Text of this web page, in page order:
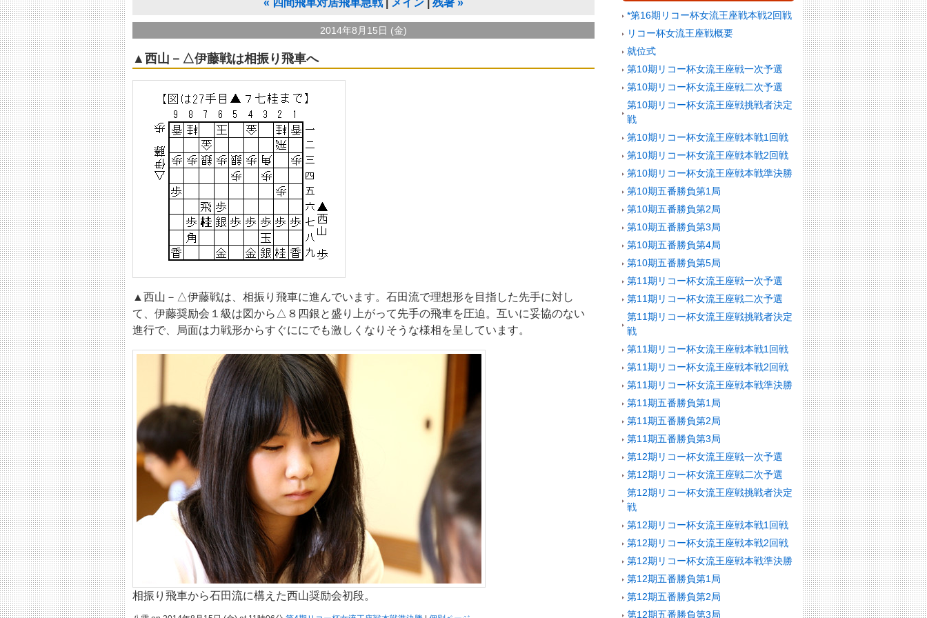
« 四間飛車対居飛車急戦 メイン 残暑 »
2014年8月15日 (金)
▲西山－△伊藤戦は相振り飛車へ
▲西山－△伊藤戦は、相振り飛車に進んでいます。石田流で理想形を目指した先手に対し
て、伊藤奨励会１級は図から△８四銀と盛り上がって先手の飛車を圧迫。互いに妥協のない
進行で、局面は力戦形からすぐににでも激しくなりそうな様相を呈しています。
相振り飛車から石田流に構えた西山奨励会初段。
*第16期リコー杯女流王座戦本戦2回戦
リコー杯女流王座戦概要
就位式
第10期リコー杯女流王座戦一次予選
第10期リコー杯女流王座戦二次予選
第10期リコー杯女流王座戦挑戦者決定
戦
第10期リコー杯女流王座戦本戦1回戦
第10期リコー杯女流王座戦本戦2回戦
第10期リコー杯女流王座戦本戦準決勝
第10期五番勝負第1局
第10期五番勝負第2局
第10期五番勝負第3局
第10期五番勝負第4局
第10期五番勝負第5局
第11期リコー杯女流王座戦一次予選
第11期リコー杯女流王座戦二次予選
第11期リコー杯女流王座戦挑戦者決定
戦
第11期リコー杯女流王座戦本戦1回戦
第11期リコー杯女流王座戦本戦2回戦
第11期リコー杯女流王座戦本戦準決勝
第11期五番勝負第1局
第11期五番勝負第2局
第11期五番勝負第3局
第12期リコー杯女流王座戦一次予選
第12期リコー杯女流王座戦二次予選
第12期リコー杯女流王座戦挑戦者決定
戦
第12期リコー杯女流王座戦本戦1回戦
第12期リコー杯女流王座戦本戦2回戦
第12期リコー杯女流王座戦本戦準決勝
第12期五番勝負第1局
第12期五番勝負第2局
第12期五番勝負第3局